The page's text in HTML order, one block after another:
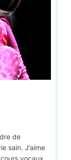
de
sain. J’aime
vocaux.